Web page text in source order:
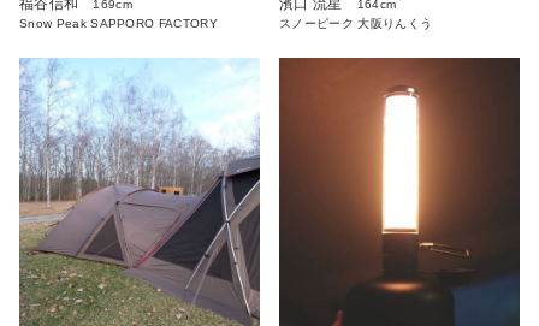
福谷信和
169cm
Snow Peak SAPPORO FACTORY
濱口 流星
164cm
スノーピーク 大阪りんくう